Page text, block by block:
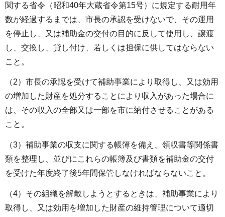
関する省令（昭和40年大蔵省令第15号）に規定する耐用年
数が経過するまでは、市長の承認を受けないで、その運用
を停止し、又は補助金の交付の目的に反して使用し、譲渡
し、交換し、貸し付け、若しくは担保に供してはならない
こと。
（2）市長の承認を受けて補助事業により取得し、又は効用
の増加した財産を処分することにより収入があった場合に
は、その収入の全部又は一部を市に納付させることがある
こと。
（3）補助事業の収支に関する帳簿を備え、領収書等関係書
類を整理し、並びにこれらの帳簿及び書類を補助金の交付
を受けた年度終了後5年間保管しなければならないこと。
（4）その組織を解散しようとするときは、補助事業により
取得し、又は効用を増加した財産の維持管理について適切